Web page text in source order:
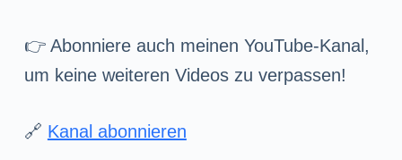
👉 Abonniere auch meinen YouTube-Kanal,
um keine weiteren Videos zu verpassen!
🔗 Kanal abonnieren